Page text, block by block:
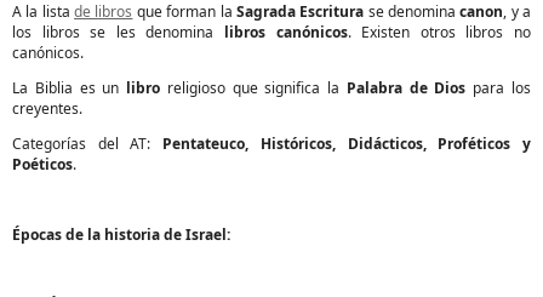
A la listade libros que forman la Sagrada Escritura se denominacanon, y a
los libros se les denomina libros canónicos. Existen otros libros no
canónicos.
La Biblia es un libro religioso que significa la Palabra de Dios para los
creyentes.
Categorías del AT: Pentateuco, Históricos, Didácticos, Proféticos y
Poéticos.
Épocas de la historia de Israel: